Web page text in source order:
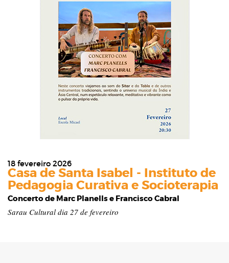
18 fevereiro 2026
Casa de Santa Isabel - Instituto de
Pedagogia Curativa e Socioterapia
Concerto de Marc Planells e Francisco Cabral
Sarau Cultural dia 27 de fevereiro